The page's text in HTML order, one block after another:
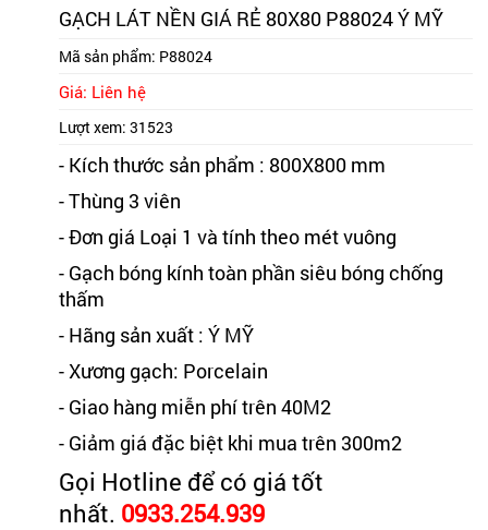
GẠCH LÁT NỀN GIÁ RẺ 80X80 P88024 Ý MỸ
Mã sản phẩm: P88024
Giá: Liên hệ
Lượt xem: 31523
- Kích thước sản phẩm : 800X800 mm
- Thùng 3 viên
- Đơn giá Loại 1 và tính theo mét vuông
- Gạch bóng kính toàn phần siêu bóng chống
thấm
- Hãng sản xuất : Ý MỸ
- Xương gạch: Porcelain
- Giao hàng miễn phí trên 40M2
- Giảm giá đặc biệt khi mua trên 300m2
Gọi Hotline để có giá tốt
nhất. 0933.254.939